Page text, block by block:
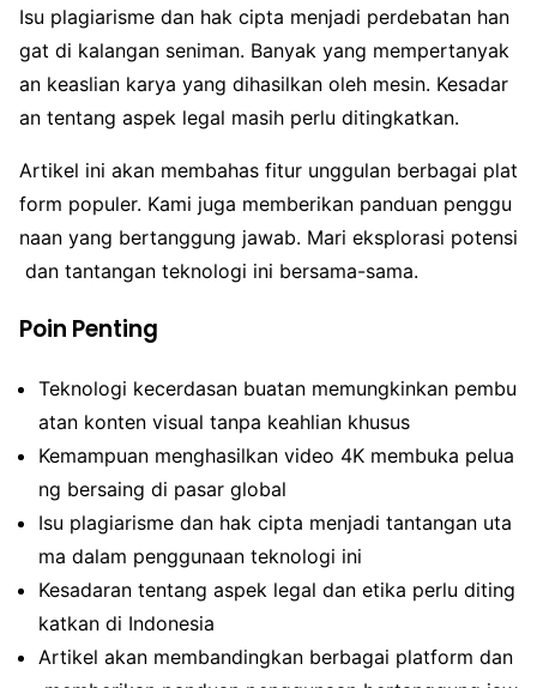
Isu plagiarisme dan hak cipta menjadi perdebatan han
gat di kalangan seniman. Banyak yang mempertanyak
an keaslian karya yang dihasilkan oleh mesin. Kesadar
an tentang aspek legal masih perlu ditingkatkan.
Artikel ini akan membahas fitur unggulan berbagai plat
form populer. Kami juga memberikan panduan penggu
naan yang bertanggung jawab. Mari eksplorasi potensi
dan tantangan teknologi ini bersama-sama.
Poin Penting
Teknologi kecerdasan buatan memungkinkan pembu
atan konten visual tanpa keahlian khusus
Kemampuan menghasilkan video 4K membuka pelua
ng bersaing di pasar global
Isu plagiarisme dan hak cipta menjadi tantangan uta
ma dalam penggunaan teknologi ini
Kesadaran tentang aspek legal dan etika perlu diting
katkan di Indonesia
Artikel akan membandingkan berbagai platform dan